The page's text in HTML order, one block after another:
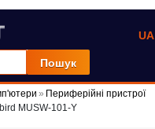
UA
Пошук
Периферійні пристрої
MUSW-101-Y